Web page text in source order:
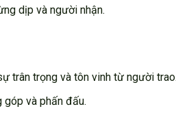
dịp và người nhận.
trân trọng và tôn vinh từ người trao.
góp và phấn đấu.